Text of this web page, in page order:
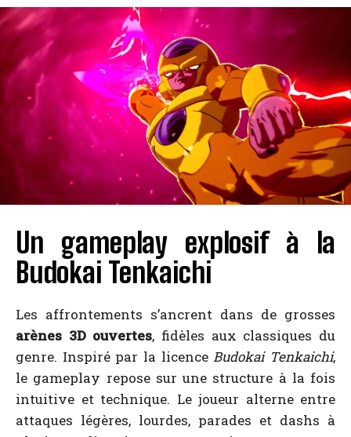
Un gameplay explosif à la
Budokai Tenkaichi
Les affrontements s’ancrent dans de grosses
arènes 3D ouvertes, fidèles aux classiques du
genre. Inspiré par la licenceBudokai Tenkaichi,
le gameplay repose sur une structure à la fois
intuitive et technique. Le joueur alterne entre
attaques légères, lourdes, parades et dashs à